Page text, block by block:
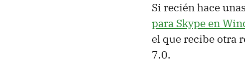
Si recién hace
para Skype en
el que recibe otra
7.0.